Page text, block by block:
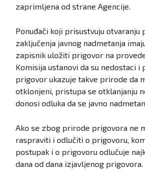
zaprimljena od strane Agencije.
Ponuđači koji prisustvuju otvaranju
zaključenja javnog nadmetanja
zapisnik uložiti prigovor na
Komisija ustanovi da su nedostaci i
prigovor ukazuje takve prirode da
otklonjeni, pristupa se otklanjanju
donosi odluka da se javno
Ako se zbog prirode prigovora ne
raspraviti i odlučiti o prigovoru,
postupak i o prigovoru odlučuje
dana od dana izjavljenog prigovora.